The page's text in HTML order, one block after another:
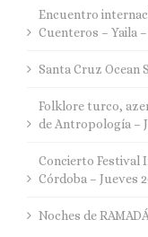
Encuentro
Cuenteros – Yaila
Santa Cruz Ocean
Folklore turco,
de Antropología –
Concierto Festival
Córdoba – Jueves
Noches de